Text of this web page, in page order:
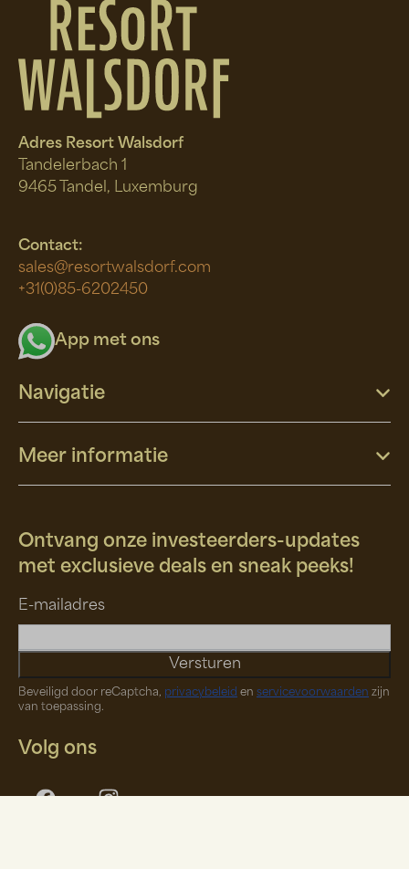
Adres Resort Walsdorf
Tandelerbach 1
9465 Tandel, Luxemburg
Contact:
sales@resortwalsdorf.com
+31(0)85-6202450
App met ons
Navigatie
Meer informatie
Ontvang onze investeerders-updates
met exclusieve deals en sneak peeks!
E-mailadres
Versturen
Beveiligd door reCaptcha, privacybeleid en servicevoorwaarden zijn
van toepassing.
Volg ons